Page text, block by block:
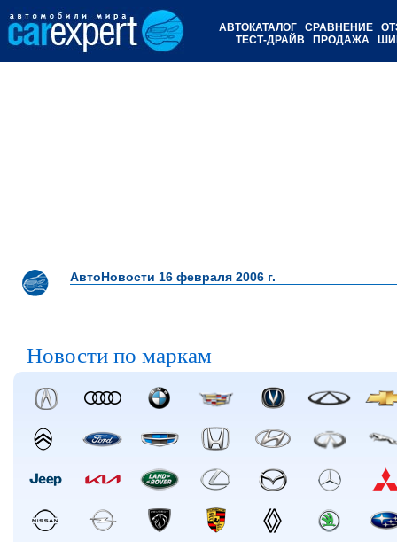
АВТОКАТАЛОГ СРАВНЕНИЕ
ТЕСТ-ДРАЙВ
ПРОДАЖА
АвтоНовости 16 февраля 2006 г.
Новости по маркам